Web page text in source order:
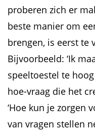
proberen zich er
beste manier om
brengen, is eerst te
Bijvoorbeeld: ‘Ik
speeltoestel te
hoe-vraag die het
‘Hoe kun je zorgen
van vragen stellen